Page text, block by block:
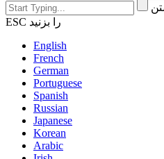
ESC را بزنید
English
French
German
Portuguese
Spanish
Russian
Japanese
Korean
Arabic